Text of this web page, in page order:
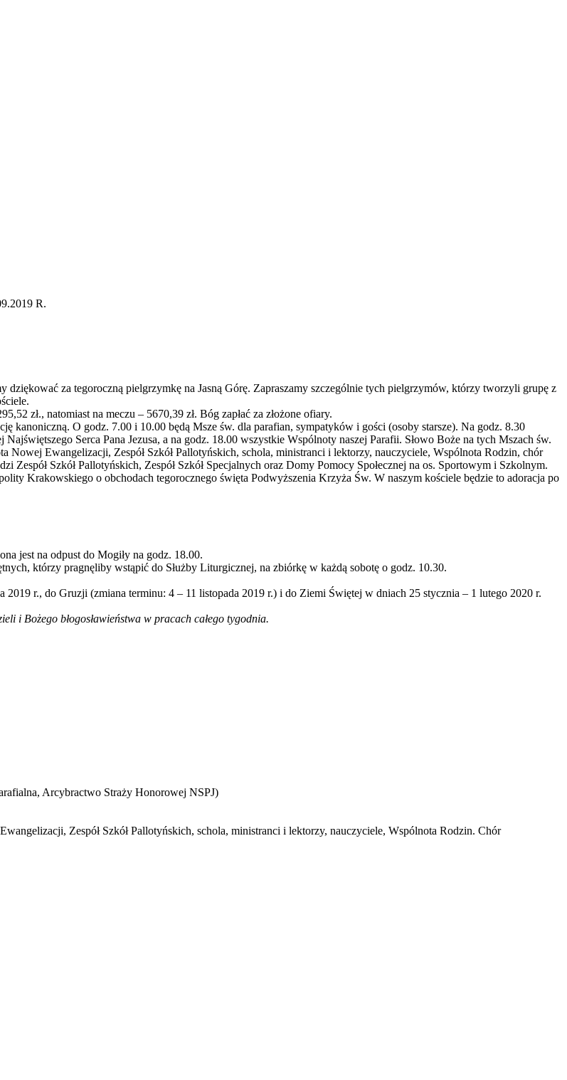
R.
za tegoroczną pielgrzymkę na Jasną Górę. Zapraszamy szczególnie tych pielgrzymów, którzy tworzyli grupę z
zł., natomiast na meczu – 5670,39 zł. Bóg zapłać za złożone ofiary.
kanoniczną. O godz. 7.00 i 10.00 będą Msze św. dla parafian, sympatyków i gości (osoby starsze). Na godz. 8.30
Serca Pana Jezusa, a na godz. 18.00 wszystkie Wspólnoty naszej Parafii. Słowo Boże na tych Mszach św.
Nowej Ewangelizacji, Zespół Szkół Pallotyńskich, schola, ministranci i lektorzy, nauczyciele, Wspólnota Rodzin, chór
Szkół Pallotyńskich, Zespół Szkół Specjalnych oraz Domy Pomocy Społecznej na os. Sportowym i Szkolnym.
Krakowskiego o obchodach tegorocznego święta Podwyższenia Krzyża Św. W naszym kościele będzie to adoracja po
jest na odpust do Mogiły na godz. 18.00.
którzy pragnęliby wstąpić do Służby Liturgicznej, na zbiórkę w każdą sobotę o godz. 10.30.
r., do Gruzji (zmiana terminu: 4 – 11 listopada 2019 r.) i do Ziemi Świętej w dniach 25 stycznia – 1 lutego 2020 r.
i Bożego błogosławieństwa w pracach całego tygodnia.
Arcybractwo Straży Honorowej NSPJ)
Zespół Szkół Pallotyńskich, schola, ministranci i lektorzy, nauczyciele, Wspólnota Rodzin. Chór